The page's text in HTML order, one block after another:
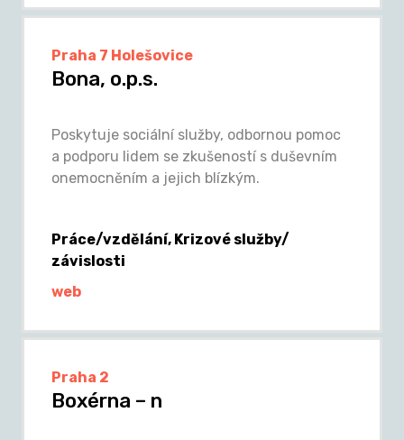
Praha 7 Holešovice
Bona, o.p.s.
Poskytuje sociální služby, odbornou pomoc
a podporu lidem se zkušeností s duševním
onemocněním a jejich blízkým.
Práce/vzdělání, Krizové služby/
závislosti
web
Praha 2
Boxérna – n